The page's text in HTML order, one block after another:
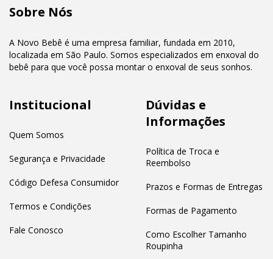
Sobre Nós
A Novo Bebê é uma empresa familiar, fundada em 2010,
localizada em São Paulo. Somos especializados em enxoval do
bebê para que você possa montar o enxoval de seus sonhos.
Institucional
Quem Somos
Segurança e Privacidade
Código Defesa Consumidor
Termos e Condições
Fale Conosco
Dúvidas e
Informações
Política de Troca e
Reembolso
Prazos e Formas de Entregas
Formas de Pagamento
Como Escolher Tamanho
Roupinha